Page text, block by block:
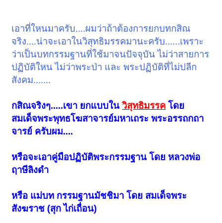
อีกท่าน ไม่รู้ว่าจำผิดหรือเปล่า น่าจะเป็น พระ นามว่า ท่านจิตโต ฝึกมโนยิ
ทธิ แล้วไปภาวนาพุทโธ
ก่อนจะมาลงเอยด้วย กสิณกระดูก เพราะ พิจารณาจิตที่รวมอยู่ตรงหน้าผาก
ท่านบอกว่า ได้กสิณขาว
ด้วยเพราะกระดูกหน้าผากมันสีขาว
งามหรือเจริญ
อัปปมัญญา — One is intent on the thought, ‘It is beautiful’.)
4. เพราะล่วงเสียซึ่งรูปสัญญาโดยประการทั้งปวง เพราะปฏิฆสัญญาดับไป
เพราะไม่ใส่ใจ
นานัตตสัญญา จึงเข้าถึงอากาสานัญจายตนะ โดยมนสิการว่า อากาศหา
attains and abides in the Sphere of Unbounded Space.)
5. เพราะล่วงเสียซึ่งอากาสานัญจายตนะโดยประการทั้งปวง จึงเข้าถึง
วิญญาณัญจายตนะ
โดยมนสิการว่า วิญญาณหาที่สุดมิได้ (One attains and abides in the
Sphere
of Unbounded Consciousness.)
กิญจัญญายตนะ
โดยมนสิการว่า ไม่มีอะไรเลย (One attains and abides in the Sphere of
Nothingness.)
สัญญานาสัญญายตนะอยู่
(One attatins and abides in the Sphere of Neither-Perception-Nor-
Nonperception.)
เอาที่ใหนมาครับ....ผมว่าถ้าต้องการยกบทกสิณ
จริง....น่าจะเอาในวิสุทธิมรรคมานะครับ......เพราะ
ว่าเป็นบทกรรมฐานที่ใช้มาจนปัจจุบัน ไม่ว่าสายการ
ปฏิบัติใหน ไม่ว่าพระป่า และ พระปฏิบัติที่ไม่ปลีก
สังคม.......
กสิณจริงๆ.....เขา ยกแบบในวิสุทธิมรรค โดย
สมเด็จพระพุทธโฆสาจารย์มหาเถระ พระอรรถกถา
จารย์ ครับผม....
หรือจะเอาคู่มือปฏิบัติพระกรรมฐาน โดย หลวงพ่อ
ฤาษีลิงดำ
หรือ แม่บท กรรมฐานมัชชิมา โดย สมเด็จพระ
สังฆราช (สุก ไก่เถื่อน)